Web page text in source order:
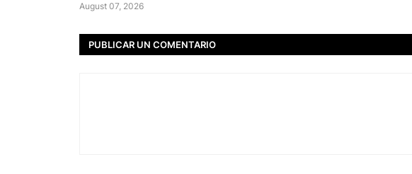
August 07, 2026
PUBLICAR UN COMENTARIO